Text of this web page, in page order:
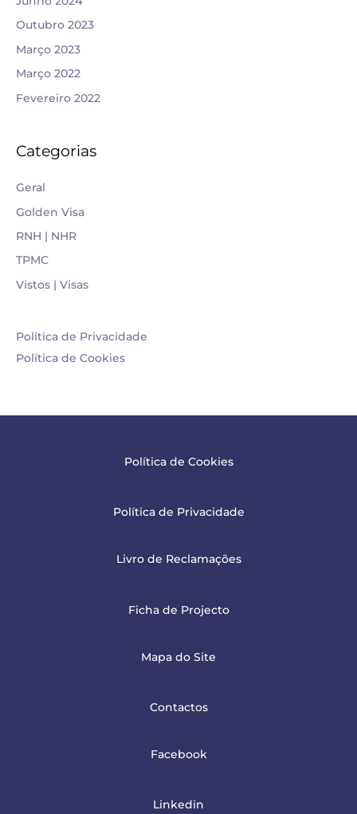
r
:Outubro 2023
Março 2023
Março 2022
Fevereiro 2022
Categorias
Geral
Golden Visa
RNH | NHR
TPMC
Vistos | Visas
Política de Privacidade
Política de Cookies
Política de Cookies
Política de Privacidade
Livro de Reclamações
Ficha de Projecto
Mapa do Site
Contactos
Facebook
Linkedin